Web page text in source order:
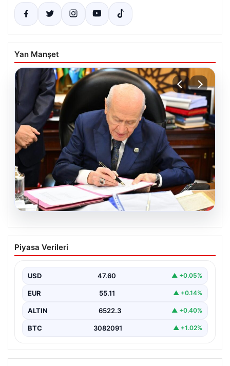
Yan Manşet
Bahçeli’den çerçeve yasa açıklaması:
Bin yıllık kardeşliğimiz tescillendi
Piyasa Verileri
USD 47.60 ▲ +0.05%
EUR 55.11 ▲ +0.14%
ALTIN 6522.3 ▲ +0.40%
BTC 3082091 ▲ +1.02%